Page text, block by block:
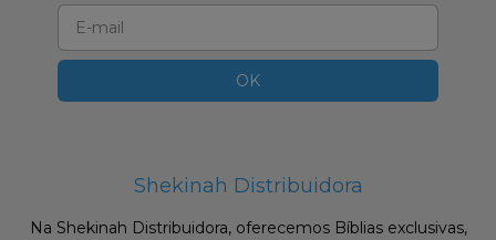
Shekinah Distribuidora
Na Shekinah Distribuidora, oferecemos Bíblias exclusivas,